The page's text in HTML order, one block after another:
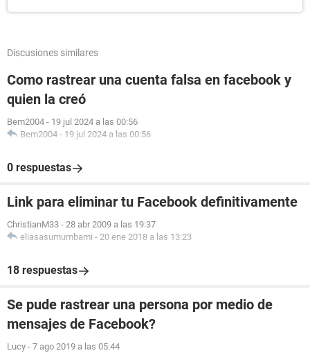
Discusiones similares
Como rastrear una cuenta falsa en facebook y
quien la creó
Bem2004 - 19 jul 2024 a las 00:56
Bem2004 - 19 jul 2024 a las 00:56
0 respuestas
Link para eliminar tu Facebook definitivamente
ChristianM33 - 28 abr 2009 a las 19:37
eliasasumumbami - 20 ene 2018 a las 13:23
18 respuestas
Se pude rastrear una persona por medio de
mensajes de Facebook?
Lucy - 7 ago 2019 a las 05:44